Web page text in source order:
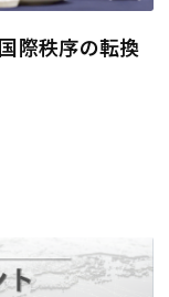
際秩序の転換